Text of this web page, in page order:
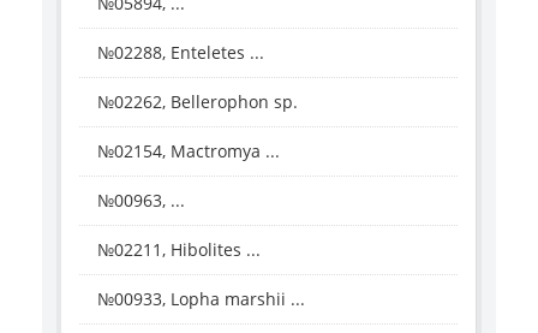
№02288, Enteletes ...
№02262, Bellerophon sp.
№02154, Mactromya ...
№00963, ...
№02211, Hibolites ...
№00933, Lopha marshii ...